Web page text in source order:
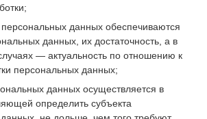
данных обеспечиваются
данных, их достаточность, а в
— актуальность по отношению к
персональных данных;
данных осуществляется в
определить субъекта